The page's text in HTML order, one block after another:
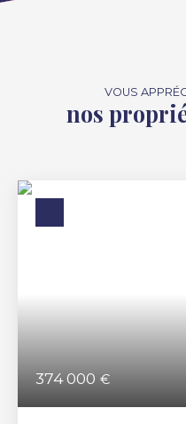
VOUS
nos
374 000 €